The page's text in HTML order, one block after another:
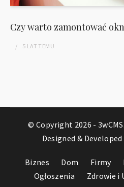
Czy warto zamontować
5 LAT TEMU
© Copyright 2026 -3wCMS
Designed &
Biznes Dom Firmy
Ogłoszenia
Zdrowie i